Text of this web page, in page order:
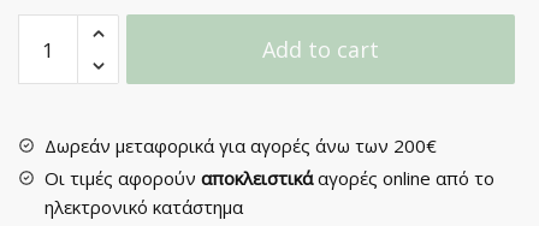
Εξώπορτας
No
quantity
Add to cart
Δωρεάν μεταφορικά για αγορές άνω των 200€
Οι τιμές αφορούν αποκλειστικάαγορές online από το
ηλεκτρονικό κατάστημα